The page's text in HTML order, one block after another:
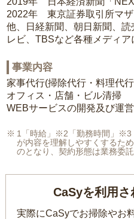
2022年 東京証券取引所マ
他、日経新聞、朝日新聞、
レビ、TBSなど各種メディア
事業内容
家事代行(掃除代行・料理代
オフィス・店舗・ビル清掃
WEBサービスの開発及び運営
1「時給」※2「勤務時間」※3
が内容を理解しやすくするた
のとなり、契約形態は業務委
CaSyを利用
実際にCaSyでお掃除やお